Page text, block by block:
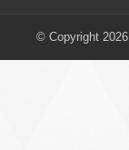
© Copyright 2026